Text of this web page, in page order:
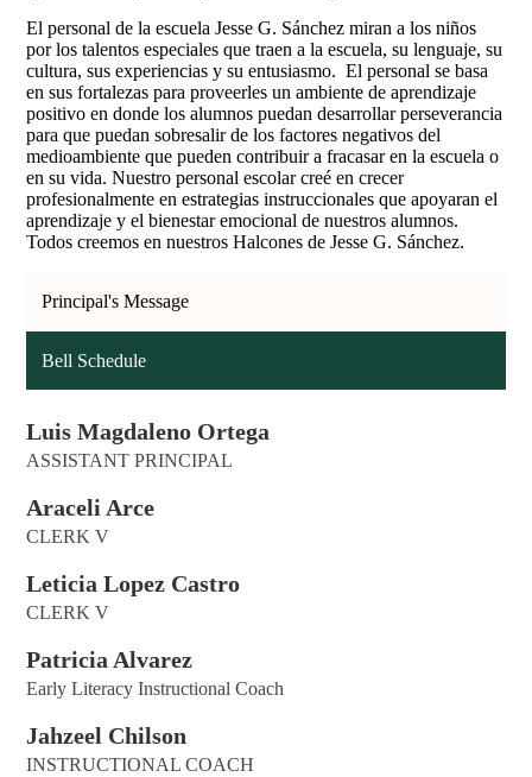
El personal de la escuela Jesse G. Sánchez miran a los niños
por los talentos especiales que traen a la escuela, su lenguaje, su
cultura, sus experiencias y su entusiasmo. El personal se basa
en sus fortalezas para proveerles un ambiente de aprendizaje
positivo en donde los alumnos puedan desarrollar perseverancia
para que puedan sobresalir de los factores negativos del
medioambiente que pueden contribuir a fracasar en la escuela o
en su vida. Nuestro personal escolar creé en crecer
profesionalmente en estrategias instruccionales que apoyaran el
aprendizaje y el bienestar emocional de nuestros alumnos.
Todos creemos en nuestros Halcones de Jesse G. Sánchez.
Principal's Message
Bell Schedule
Luis Magdaleno Ortega
ASSISTANT PRINCIPAL
Araceli Arce
CLERK V
Leticia Lopez Castro
CLERK V
Patricia Alvarez
Early Literacy Instructional Coach
Jahzeel Chilson
INSTRUCTIONAL COACH